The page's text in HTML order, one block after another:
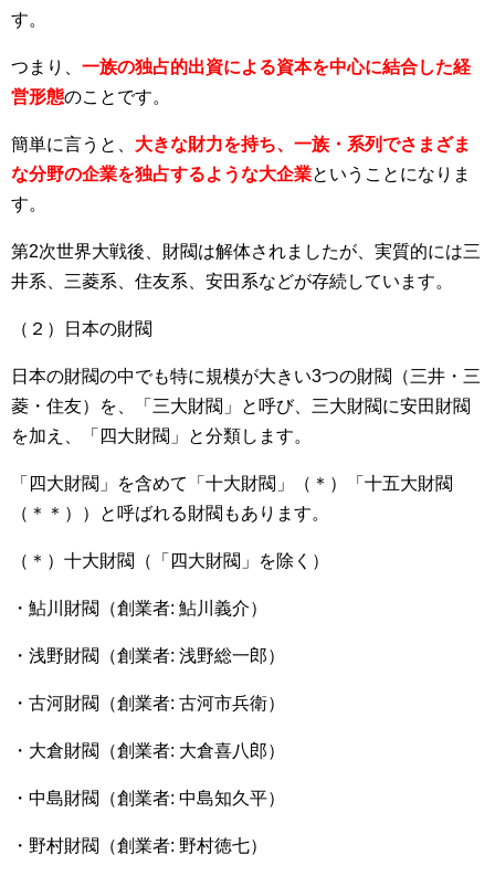
す。
つまり、 一族の独占的出資による資本を中心に結合した経
営形態のことです。
簡単に言うと、 大きな財力を持ち、一族・系列でさまざま
な分野の企業を独占するような大企業ということになりま
す。
第2次世界大戦後、財閥は解体されましたが、実質的には三
井系、三菱系、住友系、安田系などが存続しています。
（２）日本の財閥
日本の財閥の中でも特に規模が大きい3つの財閥（三井・三
菱・住友）を、「三大財閥」と呼び、三大財閥に安田財閥
を加え、「四大財閥」と分類します。
「四大財閥」を含めて「十大財閥」（＊）「十五大財閥
（＊＊））と呼ばれる財閥もあります。
（＊）十大財閥（「四大財閥」を除く）
・鮎川財閥（創業者: 鮎川義介）
・浅野財閥（創業者: 浅野総一郎）
・古河財閥（創業者: 古河市兵衛）
・大倉財閥（創業者: 大倉喜八郎）
・中島財閥（創業者: 中島知久平）
・野村財閥（創業者: 野村徳七）